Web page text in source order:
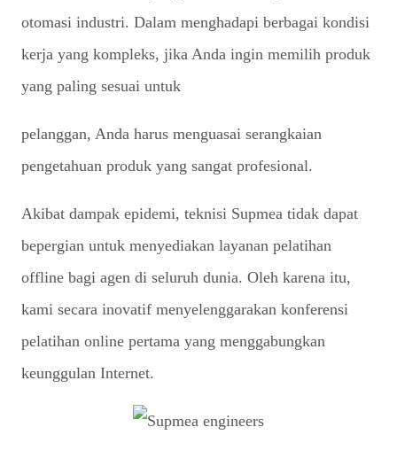
otomasi industri. Dalam menghadapi berbagai kondisi
kerja yang kompleks, jika Anda ingin memilih produk
yang paling sesuai untuk
pelanggan, Anda harus menguasai serangkaian
pengetahuan produk yang sangat profesional.
Akibat dampak epidemi, teknisi Supmea tidak dapat
bepergian untuk menyediakan layanan pelatihan
offline bagi agen di seluruh dunia. Oleh karena itu,
kami secara inovatif menyelenggarakan konferensi
pelatihan online pertama yang menggabungkan
keunggulan Internet.